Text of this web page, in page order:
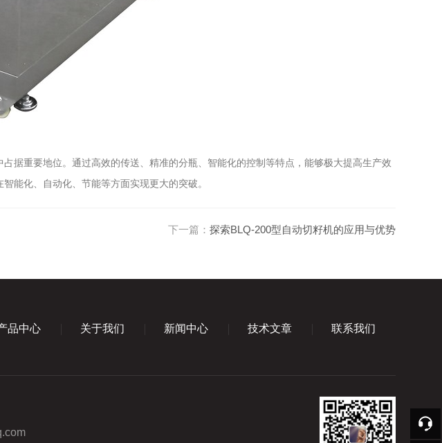
重要地位。通过高效的传送、精准的分瓶、智能化的控制等特点，能够极大提高生产效
能化、自动化、节能等方面实现更大的突破。
下一篇： 探索BLQ-200型自动切籽机的应用与优势
品中心 关于我们 新闻中心 技术文章 联系我们